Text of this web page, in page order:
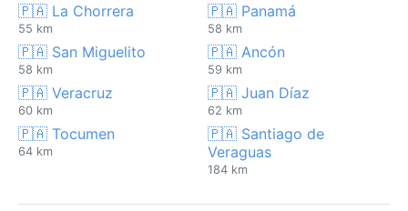
🇵🇦 La Chorrera
55 km
🇵🇦 Panamá
58 km
🇵🇦 San Miguelito
58 km
🇵🇦 Ancón
59 km
🇵🇦 Veracruz
60 km
🇵🇦 Juan Díaz
62 km
🇵🇦 Tocumen
64 km
🇵🇦 Santiago de
Veraguas
184 km